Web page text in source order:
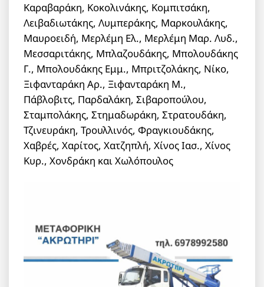
Καραβαράκη, Κοκολινάκης, Κομπιτσάκη,
Λειβαδιωτάκης, Λυμπεράκης, Μαρκουλάκης,
Μαυροειδή, Μερλέμη Ελ., Μερλέμη Μαρ. Λυδ.,
Μεσσαριτάκης, Μπλαζουδάκης, Μπολουδάκης
Γ., Μπολουδάκης Εμμ., Μπριτζολάκης, Νίκο,
Ξιφανταράκη Αρ., Ξιφανταράκη Μ.,
Πάβλοβιτς, Παρδαλάκη, Σιβαροπούλου,
Σταμπολάκης, Στημαδωράκη, Στρατουδάκη,
Τζινευράκη, Τρουλλινός, Φραγκιουδάκης,
Χαβρές, Χαρίτος, Χατζηπλή, Χίνος Ιασ., Χίνος
Κυρ., Χονδράκη και Χωλόπουλος